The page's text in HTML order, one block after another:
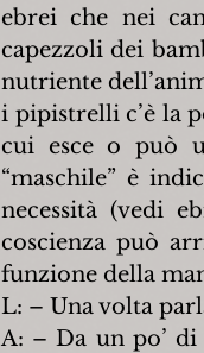
ebrei che nei
capezzoli dei
nutriente
i pipistrelli c’è la
cui esce o può
“maschile” è
necessità (vedi
coscienza può
funzione della
L: – Una volta
A: – Da un po’